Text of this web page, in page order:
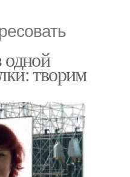
одной
творим